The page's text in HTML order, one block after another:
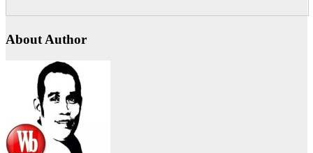
About Author